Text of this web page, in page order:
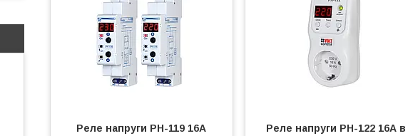
Реле напруги РН-119 16А
Реле напруги РН-122 16А в